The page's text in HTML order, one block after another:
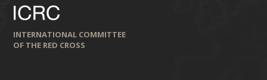
INTERNATIONAL COMMITTEE
OF THE RED CROSS